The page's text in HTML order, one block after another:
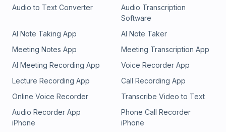
Audio to Text Converter
Audio Transcription
Software
AI Note Taking App
AI Note Taker
Meeting Notes App
Meeting Transcription App
AI Meeting Recording App
Voice Recorder App
Lecture Recording App
Call Recording App
Online Voice Recorder
Transcribe Video to Text
Audio Recorder App
iPhone
Phone Call Recorder
iPhone